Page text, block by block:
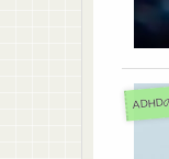
ADHD